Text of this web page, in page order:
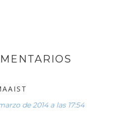
de 2014 a las 17:54